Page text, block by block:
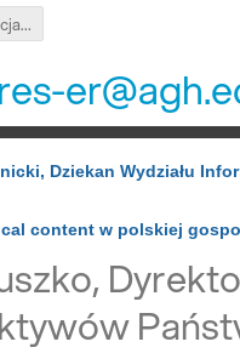
KER_konferencja_6V-Technologie energetyki rozproszonej a patriotyzm gospodarczy_v5V26.pdf
Dziekan Wydziału
content w polskiej